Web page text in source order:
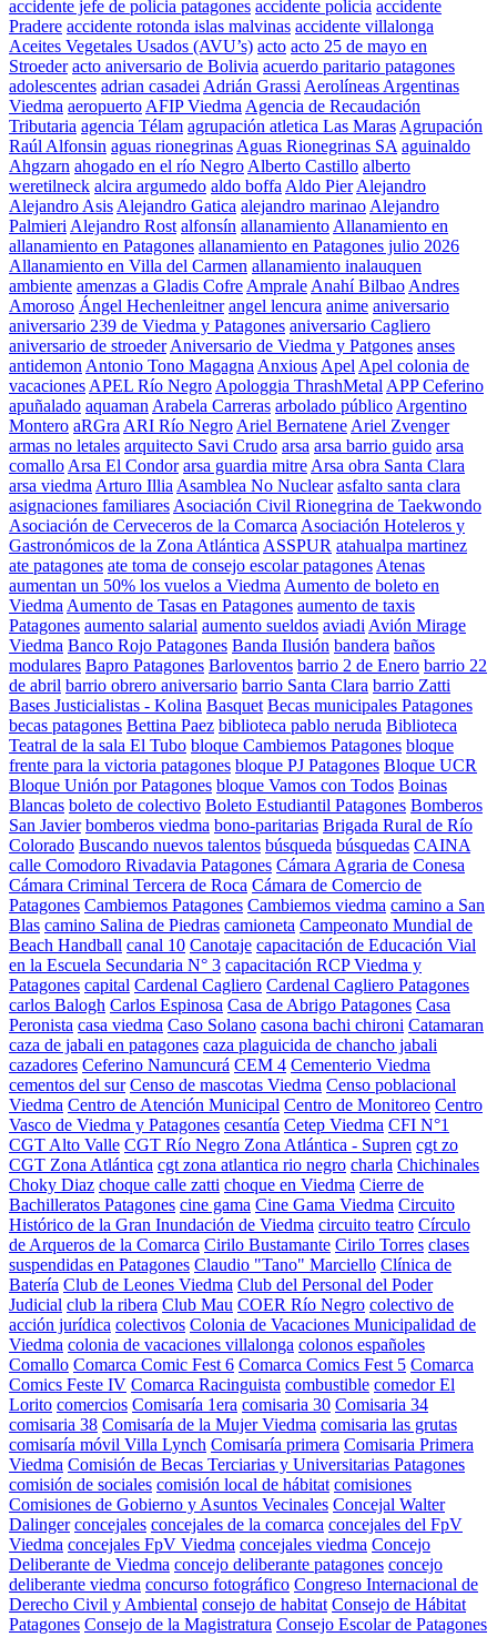
accidente jefe de policia patagones accidente policia accidente
Pradere accidente rotonda islas malvinas accidente villalonga
Aceites Vegetales Usados (AVU’s) acto acto 25 de mayo en
Stroeder acto aniversario de Bolivia acuerdo paritario patagones
adolescentes adrian casadei Adrián Grassi Aerolíneas Argentinas
Viedma aeropuerto AFIP Viedma Agencia de Recaudación
Tributaria agencia Télam agrupación atletica Las Maras Agrupación
Raúl Alfonsin aguas rionegrinas Aguas Rionegrinas SA aguinaldo
Ahgzarn ahogado en el río Negro Alberto Castillo alberto
weretilneck alcira argumedo aldo boffa Aldo Pier Alejandro
Alejandro Asis Alejandro Gatica alejandro marinao Alejandro
Palmieri Alejandro Rost alfonsín allanamiento Allanamiento en
allanamiento en Patagones allanamiento en Patagones julio 2026
Allanamiento en Villa del Carmen allanamiento inalauquen
ambiente amenzas a Gladis Cofre Amprale Anahí Bilbao Andres
Amoroso Ángel Hechenleitner angel lencura anime aniversario
aniversario 239 de Viedma y Patagones aniversario Cagliero
aniversario de stroeder Aniversario de Viedma y Patgones anses
antidemon Antonio Tono Magagna Anxious Apel Apel colonia de
vacaciones APEL Río Negro Apologgia ThrashMetal APP Ceferino
apuñalado aquaman Arabela Carreras arbolado público Argentino
Montero aRGra ARI Río Negro Ariel Bernatene Ariel Zvenger
armas no letales arquitecto Savi Crudo arsa arsa barrio guido arsa
comallo Arsa El Condor arsa guardia mitre Arsa obra Santa Clara
arsa viedma Arturo Illia Asamblea No Nuclear asfalto santa clara
asignaciones familiares Asociación Civil Rionegrina de Taekwondo
Asociación de Cerveceros de la Comarca Asociación Hoteleros y
Gastronómicos de la Zona Atlántica ASSPUR atahualpa martinez
ate patagones ate toma de consejo escolar patagones Atenas
aumentan un 50% los vuelos a Viedma Aumento de boleto en
Viedma Aumento de Tasas en Patagones aumento de taxis
Patagones aumento salarial aumento sueldos aviadi Avión Mirage
Viedma Banco Rojo Patagones Banda Ilusión bandera baños
modulares Bapro Patagones Barloventos barrio 2 de Enero barrio 22
de abril barrio obrero aniversario barrio Santa Clara barrio Zatti
Bases Justicialistas - Kolina Basquet Becas municipales Patagones
becas patagones Bettina Paez biblioteca pablo neruda Biblioteca
Teatral de la sala El Tubo bloque Cambiemos Patagones bloque
frente para la victoria patagones bloque PJ Patagones Bloque UCR
Bloque Unión por Patagones bloque Vamos con Todos Boinas
Blancas boleto de colectivo Boleto Estudiantil Patagones Bomberos
San Javier bomberos viedma bono-paritarias Brigada Rural de Río
Colorado Buscando nuevos talentos búsqueda búsquedas CAINA
calle Comodoro Rivadavia Patagones Cámara Agraria de Conesa
Cámara Criminal Tercera de Roca Cámara de Comercio de
Patagones Cambiemos Patagones Cambiemos viedma camino a San
Blas camino Salina de Piedras camioneta Campeonato Mundial de
Beach Handball canal 10 Canotaje capacitación de Educación Vial
en la Escuela Secundaria N° 3 capacitación RCP Viedma y
Patagones capital Cardenal Cagliero Cardenal Cagliero Patagones
carlos Balogh Carlos Espinosa Casa de Abrigo Patagones Casa
Peronista casa viedma Caso Solano casona bachi chironi Catamaran
caza de jabali en patagones caza plaguicida de chancho jabali
cazadores Ceferino Namuncurá CEM 4 Cementerio Viedma
cementos del sur Censo de mascotas Viedma Censo poblacional
Viedma Centro de Atención Municipal Centro de Monitoreo Centro
Vasco de Viedma y Patagones cesantía Cetep Viedma CFI N°1
CGT Alto Valle CGT Río Negro Zona Atlántica - Supren cgt zo
CGT Zona Atlántica cgt zona atlantica rio negro charla Chichinales
Choky Diaz choque calle zatti choque en Viedma Cierre de
Bachilleratos Patagones cine gama Cine Gama Viedma Circuito
Histórico de la Gran Inundación de Viedma circuito teatro Círculo
de Arqueros de la Comarca Cirilo Bustamante Cirilo Torres clases
suspendidas en Patagones Claudio "Tano" Marciello Clínica de
Batería Club de Leones Viedma Club del Personal del Poder
Judicial club la ribera Club Mau COER Río Negro colectivo de
acción jurídica colectivos Colonia de Vacaciones Municipalidad de
Viedma colonia de vacaciones villalonga colonos españoles
Comallo Comarca Comic Fest 6 Comarca Comics Fest 5 Comarca
Comics Feste IV Comarca Racinguista combustible comedor El
Lorito comercios Comisaría 1era comisaria 30 Comisaria 34
comisaria 38 Comisaría de la Mujer Viedma comisaria las grutas
comisaría móvil Villa Lynch Comisaría primera Comisaria Primera
Viedma Comisión de Becas Terciarias y Universitarias Patagones
comisión de sociales comisión local de hábitat comisiones
Comisiones de Gobierno y Asuntos Vecinales Concejal Walter
Dalinger concejales concejales de la comarca concejales del FpV
Viedma concejales FpV Viedma concejales viedma Concejo
Deliberante de Viedma concejo deliberante patagones concejo
deliberante viedma concurso fotográfico Congreso Internacional de
Derecho Civil y Ambiental consejo de habitat Consejo de Hábitat
Patagones Consejo de la Magistratura Consejo Escolar de Patagones